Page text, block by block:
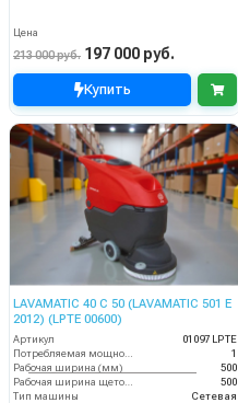
Цена
213 000 руб. 197 000 руб.
Купить
LAVAMATIC 40 C 50 (LAVAMATIC 501 E
2012) (LPTE 00600)
Артикул
01097 LPTE
1
Рабочая ширина (мм)
500
500
Тип машины
Сетевая